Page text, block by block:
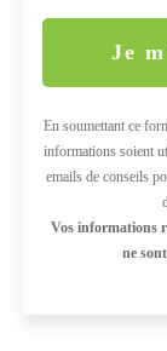
Je
En soumettant ce
informations soient
emails de conseils
Vos informations
ne